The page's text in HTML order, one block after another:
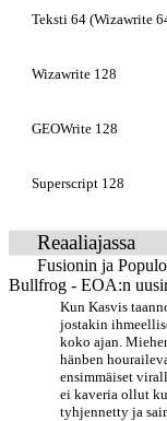
Teksti 64 (Wizawrite
Wizawrite 128
GEOWrite 128
Superscript 128
Reaaliajassa
Fusionin ja
Bullfrog - EOA:n
Kun Kasvis
jostakin
koko ajan.
hänben
ensimmäiset
ei kaveria ollut
tyhjennetty ja